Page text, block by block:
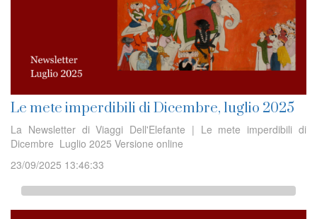
Le mete imperdibili di Dicembre, luglio 2025
La Newsletter di Viaggi Dell'Elefante | Le mete imperdibili di
Dicembre Luglio 2025 Versione online
23/09/2025 13:46:33